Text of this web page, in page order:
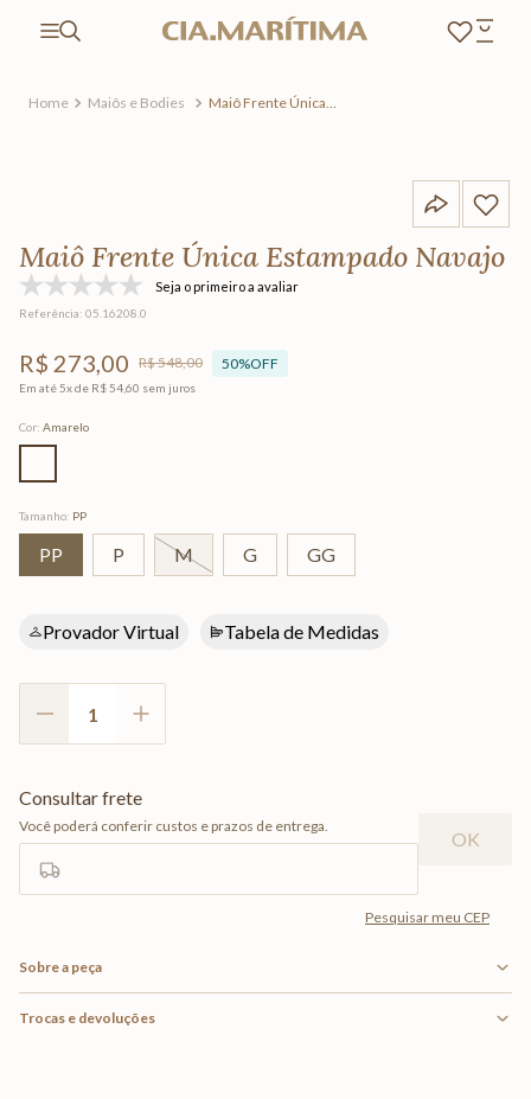
Maiôs e Bodies
Maiô Frente Única
Maiô Frente Única Estampado Navajo
Seja o primeiro a avaliar
Referência: 05.16208.0
R$ 273,00 R$548,00 50%OFF
Em até 5x de R$ 5460 sem juros
Cor: Amarelo
Tamanho: PP
PP P M G GG
Provador Virtual Tabela de Medidas
Sobre a peça
Trocas e devoluções